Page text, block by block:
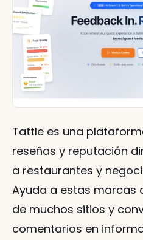
Tattle es una
reseñas y reputación
a restaurantes y
Ayuda a estas marcas
de muchos sitios y
comentarios en